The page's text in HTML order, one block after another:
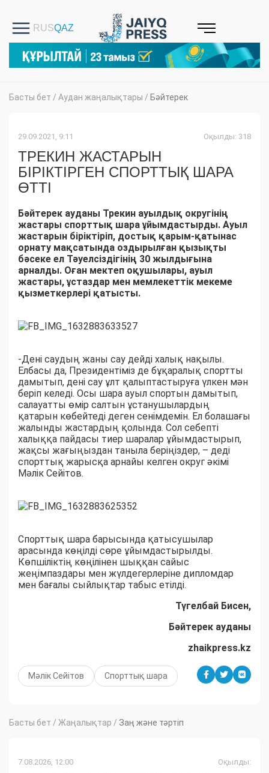
Басты бет / Аудан жаңалықтары / Бәйтерек
29.09.2021, 9:11 Оқылды: 318
ТРЕКИН ЖАСТАРЫН
БІРІКТІРГЕН СПОРТТЫҚ ШАРА
ӨТТІ
Бәйтерек ауданы Трекин ауылдық округінің
жастары спорттық шара ұйымдастырды. Ауыл
жастарын біріктіріп, достық қарым-қатынас
орнату мақсатында оздырылған қызықты
бәсеке ел Тәуелсіздігінің 30 жылдығына
арналды. Оған мектеп оқушылары, ауыл
жастары, ұстаздар мен мемлекеттік мекеме
қызметкерлері қатысты.
-Дені саудың жаны сау дейді халық нақылы.
Елбасы да, Президентіміз де бұқаралық спортты
дамытып, дені сау ұлт қалыптастыруға үлкен мән
беріп келеді. Осы шара ауыл спортын дамытып,
салауатты өмір салтын ұстанушылардың
қатарын көбейтеді деген сенімдемін. Ел болашағы
жалынды жастардың қолында. Сол себепті
халыққа пайдасы тиер шаралар ұйымдастырып,
жақсы жағыңыздан таныла беріңіздер, – деді
спорттық жарысқа арнайы келген округ әкімі
Мәлік Сейітов.
Спорттық шара барысында қатысушылар
арасында көңілді сөре ұйымдастырылды.
Көпшіліктің көңілінен шыққан сайыс
жеңімпаздары мен жүлдегерлеріне дипломдар
мен бағалы сыйлықтар табыс етілді.
Түгелбай Бисен,
Бәйтерек ауданы
zhaikpress.kz
Мәлік Сейітов Спорттық шара
Басты бет / Жаңалықтар / Заң және тәртіп
7.08.2026, 12:00 Оқылды: